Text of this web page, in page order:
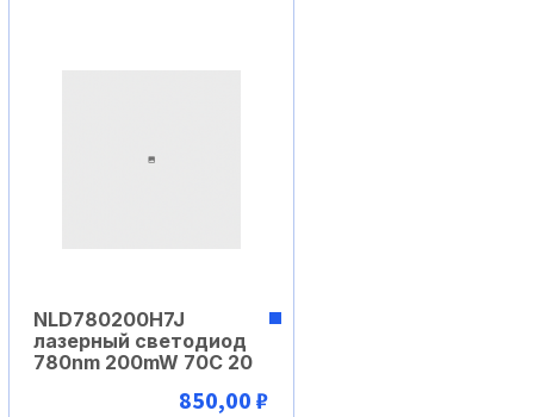
NLD780200H7J
лазерный светодиод
780nm 200mW 70C 20
850,00 ₽